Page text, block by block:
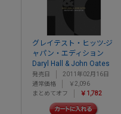
グレイテスト・ヒッツ-ジ
ャパン・エディション
Daryl Hall & John Oates
発売日
2011年02月16日
通常価格
￥2,096
まとめてオフ
￥1,782